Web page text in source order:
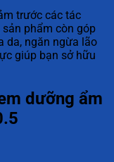
trước các tác
phẩm còn góp
da, ngăn ngừa lão
giúp bạn sở hữu
dưỡng ẩm